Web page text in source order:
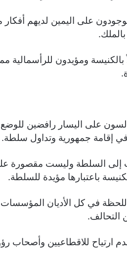
على اليمين لديهم
بالكنيسة ومؤيدون
على اليسار رافضين
في إقامة جمهورية وتداول سلطة.
السلطة وليست مقصورة على
باعتبارها مؤيدة للسلطة.
في كل الأديان المؤسسات
التحالف.
ارتياح للاقطاعيين وأصحاب